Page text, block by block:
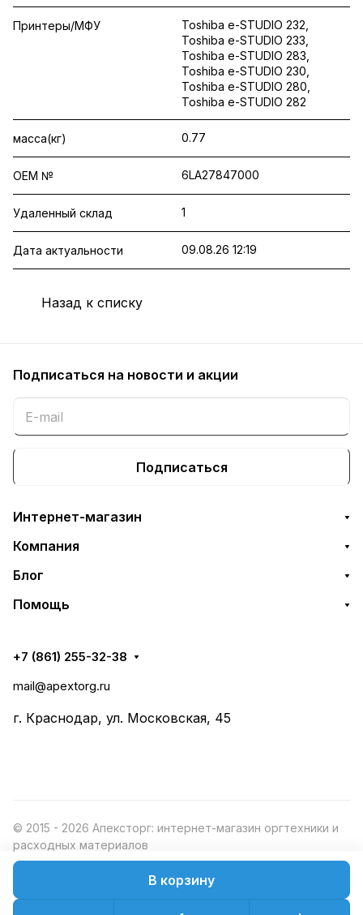
В корзину
Принтеры/МФУ
Toshiba e-STUDIO 232,
Toshiba e-STUDIO 233,
Toshiba e-STUDIO 283,
Toshiba e-STUDIO 230,
Toshiba e-STUDIO 280,
Toshiba e-STUDIO 282
масса(кг) 0.77
OEM № 6LA27847000
Удаленный склад 1
Дата актуальности 09.08.26 12:19
Назад к списку
Подписаться на новости и акции
Подписаться
Интернет-магазин
Компания
Блог
Помощь
+7 (861) 255-32-38
mail@apextorg.ru
г. Краснодар, ул. Московская, 45
© 2015 - 2026 Апексторг: интернет-магазин оргтехники и
расходных материалов
Конфиденциальность